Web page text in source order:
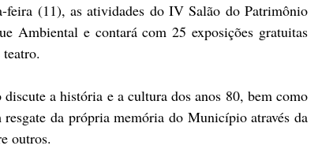
feira (11), as atividades do IV Salão do Patrimônio
Ambiental e contará com 25 exposições gratuitas
a história e a cultura dos anos 80, bem como
da própria memória do Município através da
outros.